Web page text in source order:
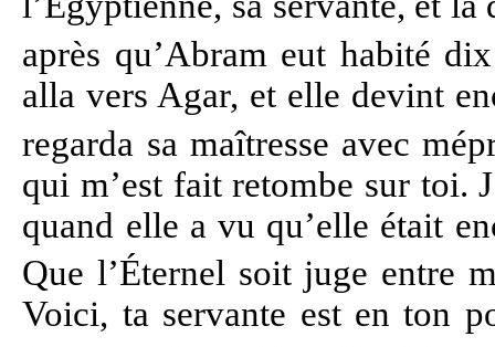
après qu’Abram eut habité
alla vers Agar, et elle devint
regarda sa maîtresse avec
qui m’est fait retombe sur toi.
quand elle a vu qu’elle était
Que l’Éternel soit juge entre
Voici, ta servante est en ton